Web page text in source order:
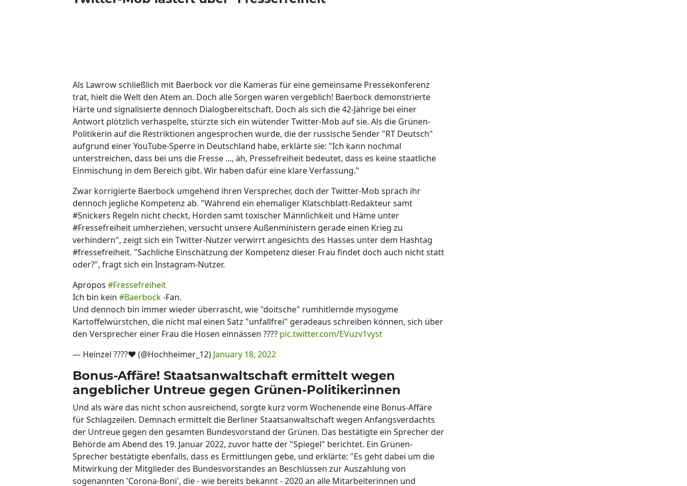
Als Lawrow schließlich mit Baerbock vor die Kameras für eine gemeinsame Pressekonferenz
trat, hielt die Welt den Atem an. Doch alle Sorgen waren vergeblich! Baerbock demonstrierte
Härte und signalisierte dennoch Dialogbereitschaft. Doch als sich die 42-Jährige bei einer
Antwort plötzlich verhaspelte, stürzte sich ein wütender Twitter-Mob auf sie. Als die Grünen-
Politikerin auf die Restriktionen angesprochen wurde, die der russische Sender "RT Deutsch"
aufgrund einer YouTube-Sperre in Deutschland habe, erklärte sie: "Ich kann nochmal
unterstreichen, dass bei uns die Fresse ..., äh, Pressefreiheit bedeutet, dass es keine staatliche
Einmischung in dem Bereich gibt. Wir haben dafür eine klare Verfassung."
Zwar korrigierte Baerbock umgehend ihren Versprecher, doch der Twitter-Mob sprach ihr
dennoch jegliche Kompetenz ab. "Während ein ehemaliger Klatschblatt-Redakteur samt
#Snickers Regeln nicht checkt, Horden samt toxischer Männlichkeit und Häme unter
#Fressefreiheit umherziehen, versucht unsere Außenministern gerade einen Krieg zu
verhindern", zeigt sich ein Twitter-Nutzer verwirrt angesichts des Hasses unter dem Hashtag
#fressefreiheit. "Sachliche Einschätzung der Kompetenz dieser Frau findet doch auch nicht statt
oder?", fragt sich ein Instagram-Nutzer.
Apropos #Fressefreiheit
Ich bin kein #Baerbock-Fan.
Und dennoch bin immer wieder überrascht, wie "doitsche" rumhitlernde mysogyme
Kartoffelwürstchen, die nicht mal einen Satz "unfallfrei" geradeaus schreiben können, sich über
den Versprecher einer Frau die Hosen einnässen ???? pic.twitter.com/EVuzv1vyst
— Heinzel ????❤️ (@Hochheimer_12) January 18, 2022
Bonus-Affäre! Staatsanwaltschaft ermittelt wegen
angeblicher Untreue gegen Grünen-Politiker:innen
Und als wäre das nicht schon ausreichend, sorgte kurz vorm Wochenende eine Bonus-Affäre
für Schlagzeilen. Demnach ermittelt die Berliner Staatsanwaltschaft wegen Anfangsverdachts
der Untreue gegen den gesamten Bundesvorstand der Grünen. Das bestätigte ein Sprecher der
Behörde am Abend des 19. Januar 2022, zuvor hatte der "Spiegel" berichtet. Ein Grünen-
Sprecher bestätigte ebenfalls, dass es Ermittlungen gebe, und erklärte: "Es geht dabei um die
Mitwirkung der Mitglieder des Bundesvorstandes an Beschlüssen zur Auszahlung von
sogenannten 'Corona-Boni', die - wie bereits bekannt - 2020 an alle Mitarbeiterinnen und